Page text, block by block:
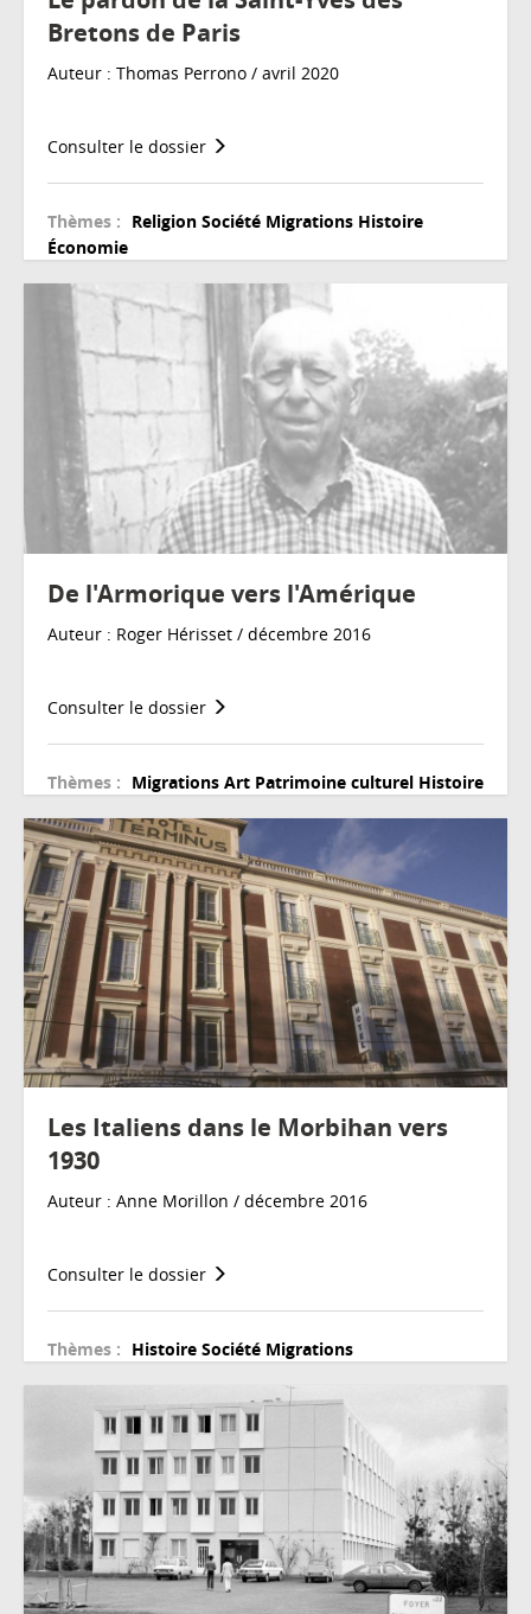
Bretons de Paris
Auteur : Thomas Perrono / avril 2020
Consulter le dossier
Thèmes : Religion Société Migrations Histoire
Économie
De l'Armorique vers l'Amérique
Auteur : Roger Hérisset / décembre 2016
Consulter le dossier
Thèmes : Migrations Art Patrimoine culturel Histoire
Les Italiens dans le Morbihan vers
1930
Auteur : Anne Morillon / décembre 2016
Consulter le dossier
Thèmes : Histoire Société Migrations